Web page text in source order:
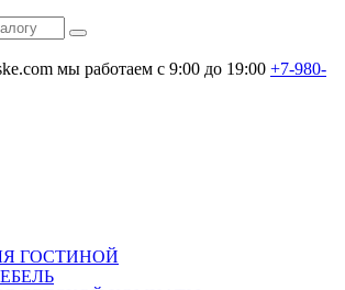
мы работаем с 9:00 до 19:00 +7-980-
ГОСТИНОЙ